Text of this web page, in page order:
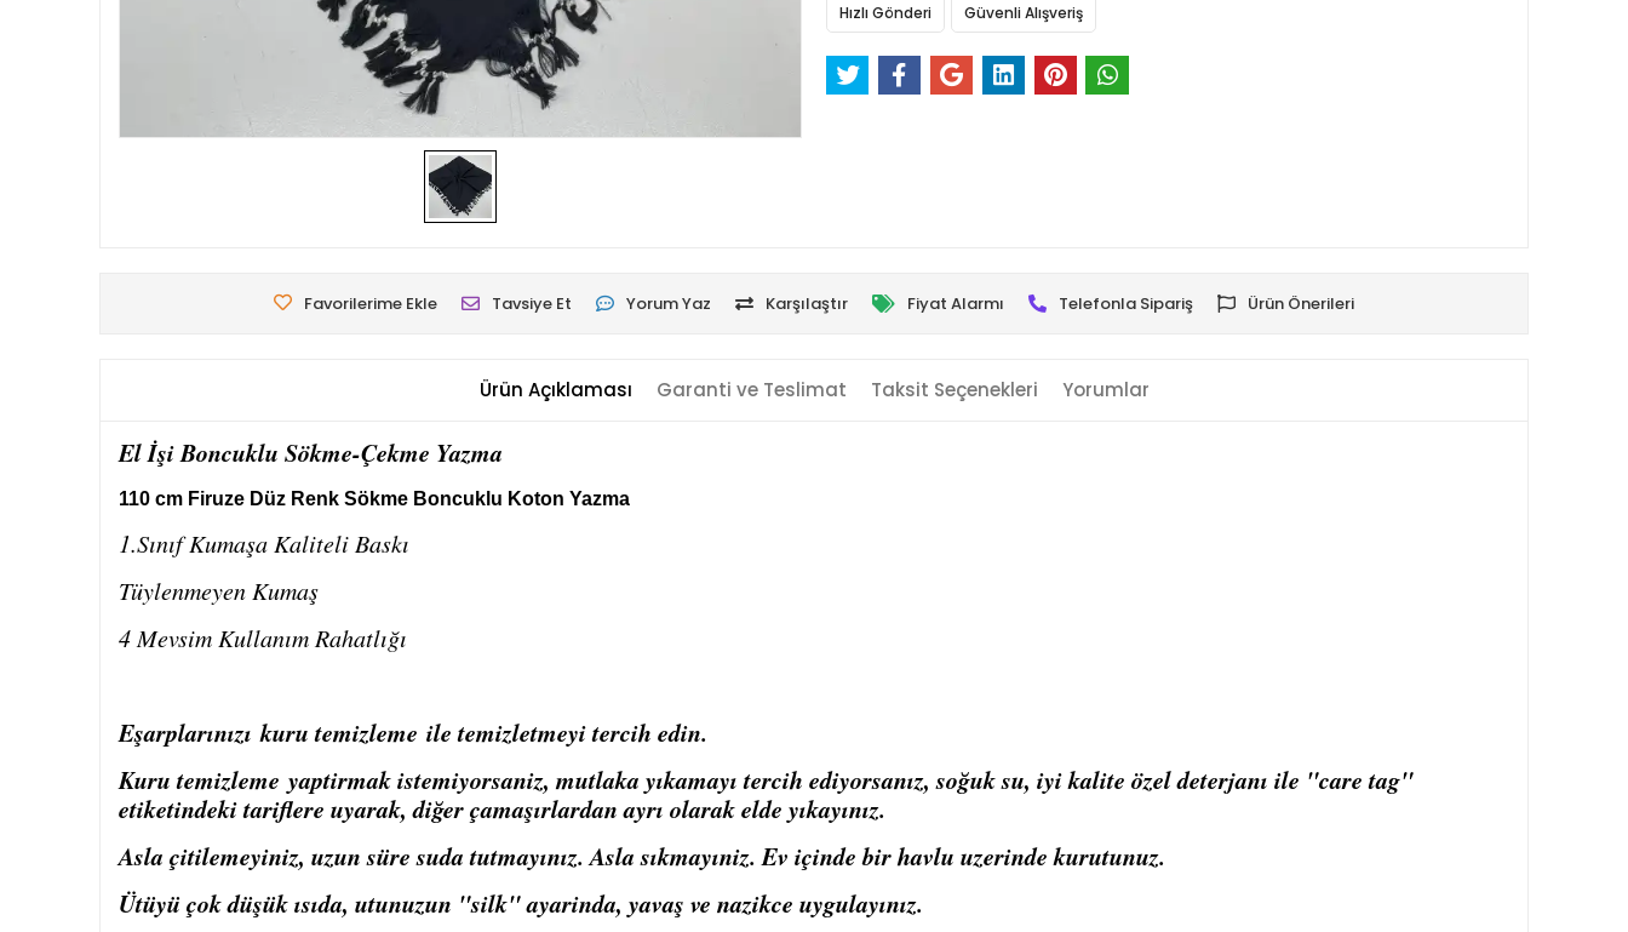
Hızlı Gönderi Güvenli Alışveriş
Favorilerime Ekle Tavsiye Et Yorum Yaz Karşılaştır Fiyat Alarmı Telefonla Sipariş Ürün Önerileri
Ürün Açıklaması Garanti ve Teslimat Taksit Seçenekleri Yorumlar
El İşi Boncuklu Sökme-Çekme Yazma
110 cm Firuze Düz Renk Sökme Boncuklu Koton Yazma
1.Sınıf Kumaşa Kaliteli Baskı
Tüylenmeyen Kumaş
4 Mevsim Kullanım Rahatlığı
Eşarplarınızıkuru temizleme ile temizletmeyi tercih edin.
Kuru temizleme yaptirmak istemiyorsaniz, mutlaka yıkamayı tercih ediyorsanız, soğuk su, iyi kalite özel deterjanı ile "care tag"
etiketindeki tariflere uyarak, diğer çamaşırlardan ayrı olarak elde yıkayınız.
Asla çitilemeyiniz, uzun süre suda tutmayınız. Asla sıkmayıniz. Ev içinde bir havlu uzerinde kurutunuz.
Ütüyü çok düşük ısıda, utunuzun "silk" ayarinda, yavaş ve nazikce uygulayınız.